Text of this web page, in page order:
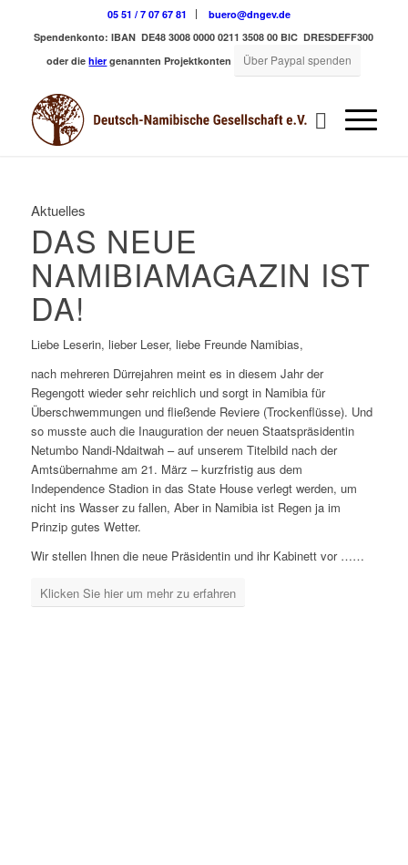
05 51 / 7 07 67 81
buero@dngev.de
Spendenkonto: IBAN DE48 3008 0000 0211 3508 00 BIC DRESDEFF300
oder diehier genannten Projektkonten Über Paypal spenden
Aktuelles
DAS NEUE
NAMIBIAMAGAZIN IST
DA!
Liebe Leserin, lieber Leser, liebe Freunde Namibias,
nach mehreren Dürrejahren meint es in diesem Jahr der
Regengott wieder sehr reichlich und sorgt in Namibia für
Überschwemmungen und fließende Reviere (Trockenflüsse). Und
so musste auch die Inauguration der neuen Staatspräsidentin
Netumbo Nandi-Ndaitwah – auf unserem Titelbild nach der
Amtsübernahme am 21. März – kurzfristig aus dem
Independence Stadion in das State House verlegt werden, um
nicht ins Wasser zu fallen, Aber in Namibia ist Regen ja im
Prinzip gutes Wetter.
Wir stellen Ihnen die neue Präsidentin und ihr Kabinett vor ……
Klicken Sie hier um mehr zu erfahren